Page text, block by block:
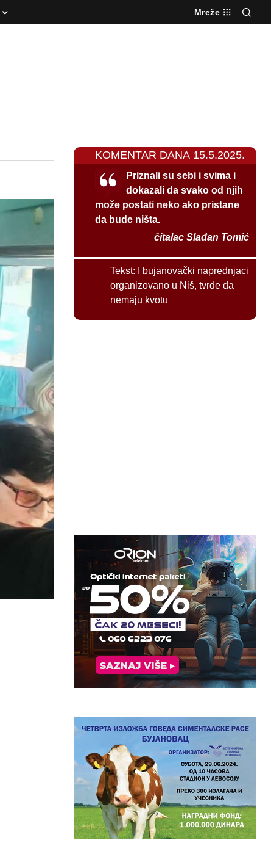
Mreže
KOMENTAR DANA 15.5.2025.
Priznali su sebi i svima i
dokazali da svako od njih
može postati neko ako pristane
da bude ništa.
čitalac Slađan Tomić
Tekst:
I bujanovački naprednjaci
organizovano u Niš, tvrde da
nemaju kvotu